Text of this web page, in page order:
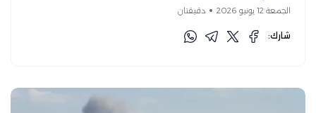
الجمعة 12 يونيو 2026 دقيقتان
شارك: